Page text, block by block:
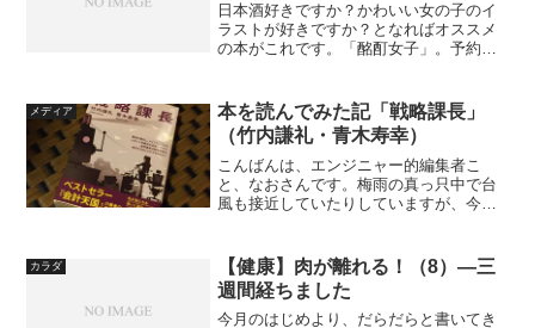
日本酒好きですか？かわいい女の子のイ
ラストが好きですか？となればオススメ
の本がこれです。「酩酊女子」。予約受
した感じがよいですね。酩酊女子—酩酊
女子制作委員会・著—ワニ...
メディア
本を読んでみた記「戦略課長」
（竹内謙礼・青木寿幸）
こんばんは、エンジニャー的編集者こ
と、なおさんです。梅雨の真っ只中で台
風も接近していたりしていますが、今
を受けたのですが）。キリギリスは7月に
入ってから耳にしていました...
カラダ
【健康】肉が離れる！（8）―三
週間経ちました
今月のはじめより、だらだらと書いてき